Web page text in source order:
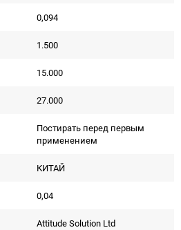
0,094
1.500
15.000
27.000
Постирать перед первым
применением
КИТАЙ
0,04
Attitude Solution Ltd